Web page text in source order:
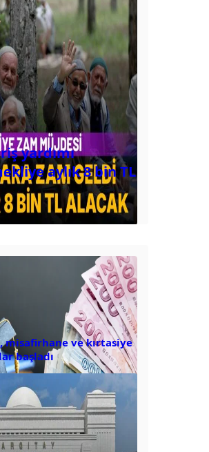
yardımı
aylık 8 bin TL
misafirhane ve kırtasiye
başladı